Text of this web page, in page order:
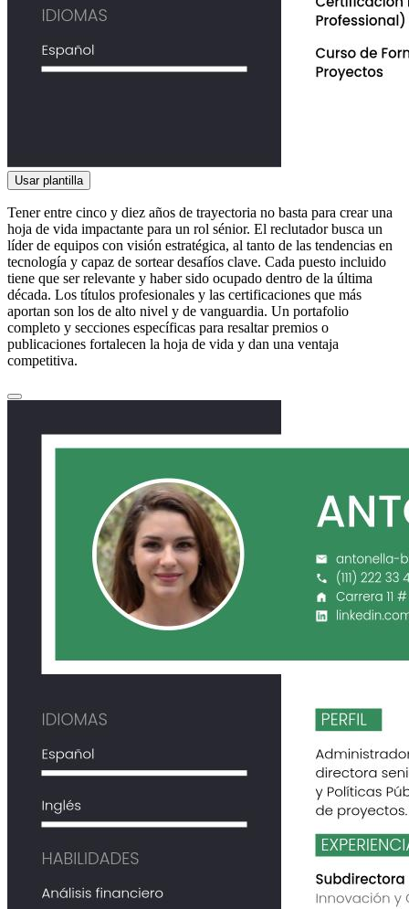
Usar plantilla
Tener entre cinco y diez años de trayectoria no basta para crear una
hoja de vida impactante para un rol sénior. El reclutador busca un
líder de equipos con visión estratégica, al tanto de las tendencias en
tecnología y capaz de sortear desafíos clave. Cada puesto incluido
tiene que ser relevante y haber sido ocupado dentro de la última
década. Los títulos profesionales y las certificaciones que más
aportan son los de alto nivel y de vanguardia. Un portafolio
completo y secciones específicas para resaltar premios o
publicaciones fortalecen la hoja de vida y dan una ventaja
competitiva.